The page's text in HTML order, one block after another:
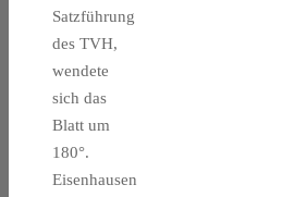
Satzführung
des TVH,
wendete
sich das
Blatt um
180°.
Eisenhausen